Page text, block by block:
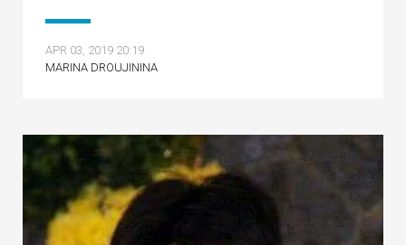
APR 03, 2019 20:19
MARINA DROUJININA